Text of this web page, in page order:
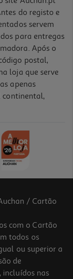
Frost A 201.7cm
do registo e
servem
para entregas
Após o
postal,
loja que serve
apenas
continental,
/ Cartão
com o Cartão
todos os
ou superior a
de
incluídos nas